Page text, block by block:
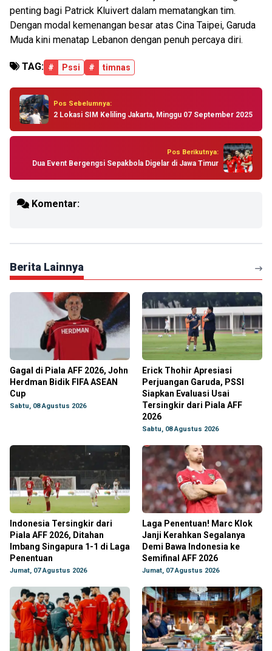
penting bagi Patrick Kluivert dalam mematangkan tim.
Dengan modal kemenangan besar atas Cina Taipei, Garuda
Muda kini menatap Lebanon dengan penuh percaya diri.
TAG: # Pssi # timnas
Pos Sebelumnya:
2 Lokasi SIM Keliling Jakarta, Minggu 07 September 2025
Pos Berikutnya:
Dua Event Bergengsi Sepakbola Digelar di Jawa Timur
Komentar:
Berita Lainnya
Gagal di Piala AFF 2026, John
Herdman Bidik FIFA ASEAN
Cup
Sabtu, 08 Agustus 2026
Erick Thohir Apresiasi
Perjuangan Garuda, PSSI
Siapkan Evaluasi Usai
Tersingkir dari Piala AFF
2026
Sabtu, 08 Agustus 2026
Indonesia Tersingkir dari
Piala AFF 2026, Ditahan
Imbang Singapura 1-1 di Laga
Penentuan
Jumat, 07 Agustus 2026
Laga Penentuan! Marc Klok
Janji Kerahkan Segalanya
Demi Bawa Indonesia ke
Semifinal AFF 2026
Jumat, 07 Agustus 2026